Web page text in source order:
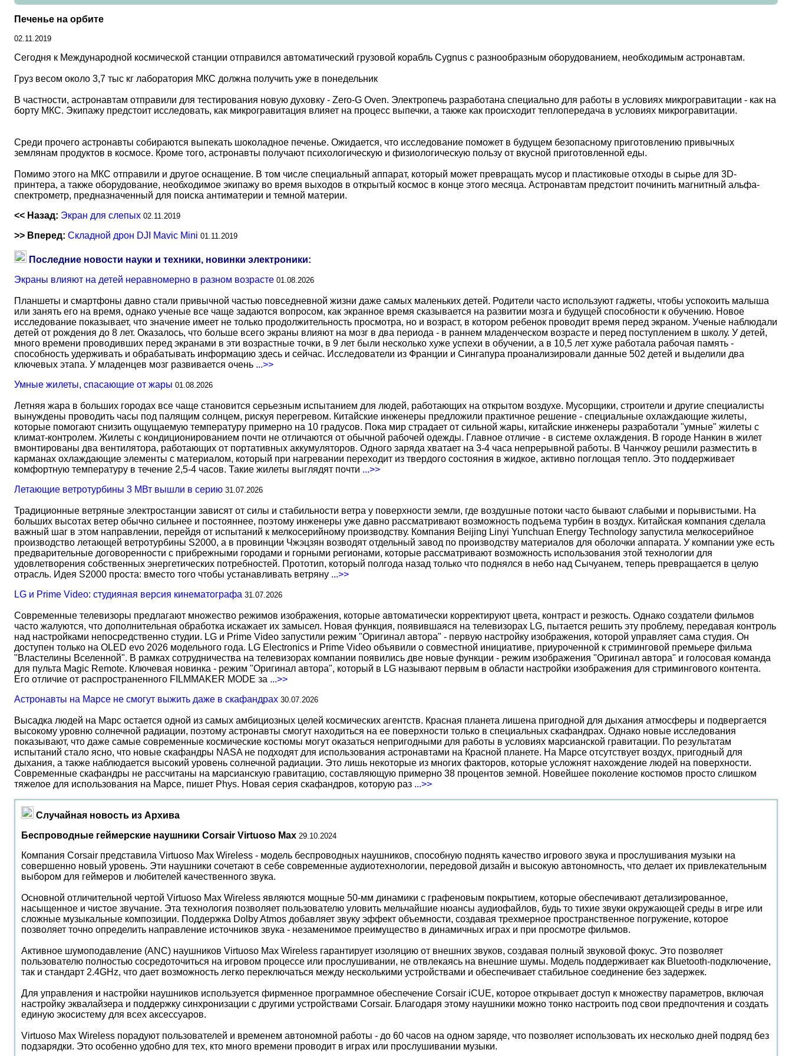
Печенье на орбите
02.11.2019
Сегодня к Международной космической станции отправился автоматический грузовой корабль Cygnus с разнообразным оборудованием, необходимым астронавтам.
Груз весом около 3,7 тыс кг лаборатория МКС должна получить уже в понедельник
В частности, астронавтам отправили для тестирования новую духовку - Zero-G Oven. Электропечь разработана специально для работы в условиях микрогравитации - как на
борту МКС. Экипажу предстоит исследовать, как микрогравитация влияет на процесс выпечки, а также как происходит теплопередача в условиях микрогравитации.
Среди прочего астронавты собираются выпекать шоколадное печенье. Ожидается, что исследование поможет в будущем безопасному приготовлению привычных
землянам продуктов в космосе. Кроме того, астронавты получают психологическую и физиологическую пользу от вкусной приготовленной еды.
Помимо этого на МКС отправили и другое оснащение. В том числе специальный аппарат, который может превращать мусор и пластиковые отходы в сырье для 3D-
принтера, а также оборудование, необходимое экипажу во время выходов в открытый космос в конце этого месяца. Астронавтам предстоит починить магнитный альфа-
спектрометр, предназначенный для поиска антиматерии и темной материи.
<< Назад: Экран для слепых 02.11.2019
>> Вперед: Складной дрон DJI Mavic Mini 01.11.2019
Последние новости науки и техники, новинки электроники:
Экраны влияют на детей неравномерно в разном возрасте 01.08.2026
Планшеты и смартфоны давно стали привычной частью повседневной жизни даже самых маленьких детей. Родители часто используют гаджеты, чтобы успокоить малыша
или занять его на время, однако ученые все чаще задаются вопросом, как экранное время сказывается на развитии мозга и будущей способности к обучению. Новое
исследование показывает, что значение имеет не только продолжительность просмотра, но и возраст, в котором ребенок проводит время перед экраном. Ученые наблюдали
детей от рождения до 8 лет. Оказалось, что больше всего экраны влияют на мозг в два периода - в раннем младенческом возрасте и перед поступлением в школу. У детей,
много времени проводивших перед экранами в эти возрастные точки, в 9 лет были несколько хуже успехи в обучении, а в 10,5 лет хуже работала рабочая память -
способность удерживать и обрабатывать информацию здесь и сейчас. Исследователи из Франции и Сингапура проанализировали данные 502 детей и выделили два
ключевых этапа. У младенцев мозг развивается очень ...>>
Умные жилеты, спасающие от жары 01.08.2026
Летняя жара в больших городах все чаще становится серьезным испытанием для людей, работающих на открытом воздухе. Мусорщики, строители и другие специалисты
вынуждены проводить часы под палящим солнцем, рискуя перегревом. Китайские инженеры предложили практичное решение - специальные охлаждающие жилеты,
которые помогают снизить ощущаемую температуру примерно на 10 градусов. Пока мир страдает от сильной жары, китайские инженеры разработали "умные" жилеты с
климат-контролем. Жилеты с кондиционированием почти не отличаются от обычной рабочей одежды. Главное отличие - в системе охлаждения. В городе Нанкин в жилет
вмонтированы два вентилятора, работающих от портативных аккумуляторов. Одного заряда хватает на 3-4 часа непрерывной работы. В Чанчжоу решили разместить в
карманах охлаждающие элементы с материалом, который при нагревании переходит из твердого состояния в жидкое, активно поглощая тепло. Это поддерживает
комфортную температуру в течение 2,5-4 часов. Такие жилеты выглядят почти ...>>
Летающие ветротурбины 3 МВт вышли в серию 31.07.2026
Традиционные ветряные электростанции зависят от силы и стабильности ветра у поверхности земли, где воздушные потоки часто бывают слабыми и порывистыми. На
больших высотах ветер обычно сильнее и постояннее, поэтому инженеры уже давно рассматривают возможность подъема турбин в воздух. Китайская компания сделала
важный шаг в этом направлении, перейдя от испытаний к мелкосерийному производству. Компания Beijing Linyi Yunchuan Energy Technology запустила мелкосерийное
производство летающей ветротурбины S2000, а в провинции Чжэцзян возводят отдельный завод по производству материалов для оболочки аппарата. У компании уже есть
предварительные договоренности с прибрежными городами и горными регионами, которые рассматривают возможность использования этой технологии для
удовлетворения собственных энергетических потребностей. Прототип, который полгода назад только что поднялся в небо над Сычуанем, теперь превращается в целую
отрасль. Идея S2000 проста: вместо того чтобы устанавливать ветряну ...>>
LG и Prime Video: студияная версия кинематографа 31.07.2026
Современные телевизоры предлагают множество режимов изображения, которые автоматически корректируют цвета, контраст и резкость. Однако создатели фильмов
часто жалуются, что дополнительная обработка искажает их замысел. Новая функция, появившаяся на телевизорах LG, пытается решить эту проблему, передавая контроль
над настройками непосредственно студии. LG и Prime Video запустили режим "Оригинал автора" - первую настройку изображения, которой управляет сама студия. Он
доступен только на OLED evo 2026 модельного года. LG Electronics и Prime Video объявили о совместной инициативе, приуроченной к стриминговой премьере фильма
"Властелины Вселенной". В рамках сотрудничества на телевизорах компании появились две новые функции - режим изображения "Оригинал автора" и голосовая команда
для пульта Magic Remote. Ключевая новинка - режим "Оригинал автора", который в LG называют первым в области настройки изображения для стримингового контента.
Его отличие от распространенного FILMMAKER MODE за ...>>
Астронавты на Марсе не смогут выжить даже в скафандрах 30.07.2026
Высадка людей на Марс остается одной из самых амбициозных целей космических агентств. Красная планета лишена пригодной для дыхания атмосферы и подвергается
высокому уровню солнечной радиации, поэтому астронавты смогут находиться на ее поверхности только в специальных скафандрах. Однако новые исследования
показывают, что даже самые современные космические костюмы могут оказаться непригодными для работы в условиях марсианской гравитации. По результатам
испытаний стало ясно, что новые скафандры NASA не подходят для использования астронавтами на Красной планете. На Марсе отсутствует воздух, пригодный для
дыхания, а также наблюдается высокий уровень солнечной радиации. Это лишь некоторые из многих факторов, которые усложнят нахождение людей на поверхности.
Современные скафандры не рассчитаны на марсианскую гравитацию, составляющую примерно 38 процентов земной. Новейшее поколение костюмов просто слишком
тяжелое для использования на Марсе, пишет Phys. Новая серия скафандров, которую раз ...>>
Случайная новость из Архива
Беспроводные геймерские наушники Corsair Virtuoso Max 29.10.2024
Компания Corsair представила Virtuoso Max Wireless - модель беспроводных наушников, способную поднять качество игрового звука и прослушивания музыки на
совершенно новый уровень. Эти наушники сочетают в себе современные аудиотехнологии, передовой дизайн и высокую автономность, что делает их привлекательным
выбором для геймеров и любителей качественного звука.
Основной отличительной чертой Virtuoso Max Wireless являются мощные 50-мм динамики с графеновым покрытием, которые обеспечивают детализированное,
насыщенное и чистое звучание. Эта технология позволяет пользователю уловить мельчайшие нюансы аудиофайлов, будь то тихие звуки окружающей среды в игре или
сложные музыкальные композиции. Поддержка Dolby Atmos добавляет звуку эффект объемности, создавая трехмерное пространственное погружение, которое
позволяет точно определить направление источников звука - незаменимое преимущество в динамичных играх и при просмотре фильмов.
Активное шумоподавление (ANC) наушников Virtuoso Max Wireless гарантирует изоляцию от внешних звуков, создавая полный звуковой фокус. Это позволяет
пользователю полностью сосредоточиться на игровом процессе или прослушивании, не отвлекаясь на внешние шумы. Модель поддерживает как Bluetooth-подключение,
так и стандарт 2.4GHz, что дает возможность легко переключаться между несколькими устройствами и обеспечивает стабильное соединение без задержек.
Для управления и настройки наушников используется фирменное программное обеспечение Corsair iCUE, которое открывает доступ к множеству параметров, включая
настройку эквалайзера и поддержку синхронизации с другими устройствами Corsair. Благодаря этому наушники можно тонко настроить под свои предпочтения и создать
единую экосистему для всех аксессуаров.
Virtuoso Max Wireless порадуют пользователей и временем автономной работы - до 60 часов на одном заряде, что позволяет использовать их несколько дней подряд без
подзарядки. Это особенно удобно для тех, кто много времени проводит в играх или прослушивании музыки.